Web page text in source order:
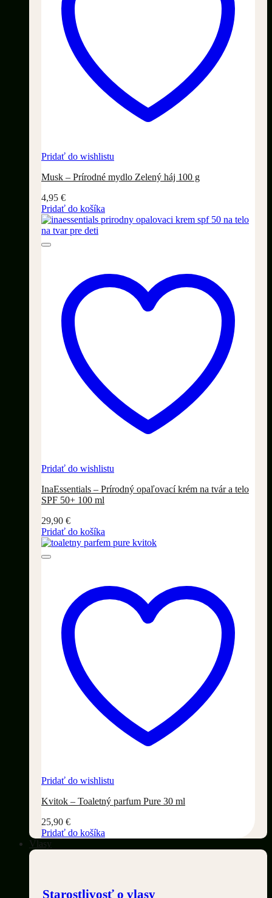
Pridať do wishlistu
Musk – Prírodné mydlo Zelený háj 100 g
4,95 €
Pridať do košíka
Pridať do wishlistu
InaEssentials – Prírodný opaľovací krém na tvár a telo
SPF 50+ 100 ml
29,90 €
Pridať do košíka
Pridať do wishlistu
Kvitok – Toaletný parfum Pure 30 ml
25,90 €
Pridať do košíka
Vlasy
Starostlivosť o vlasy